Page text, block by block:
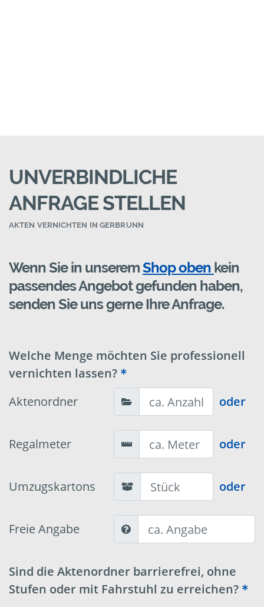
UNVERBINDLICHE
ANFRAGE STELLEN
AKTEN VERNICHTEN IN GERBRUNN
Wenn Sie in unseremShop oben kein
passendes Angebot gefunden haben,
senden Sie uns gerne Ihre Anfrage.
Welche Menge möchten Sie professionell
vernichten lassen?
Aktenordner
oder
Regalmeter oder
Umzugskartons oder
Freie Angabe
Sind die Aktenordner barrierefrei, ohne
Stufen oder mit Fahrstuhl zu erreichen?